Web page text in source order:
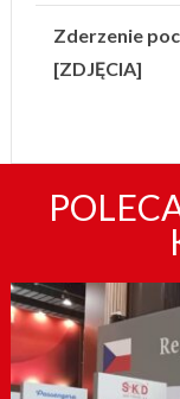
Zderzenie
[ZDJĘCIA]